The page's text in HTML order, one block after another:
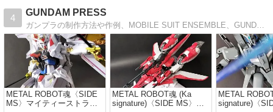
4
GUNDAM PRESS
ガンプラの制作方法や作例、MOBILE SUIT ENSEMBLE、GUNDAM FIX FIGURATION、METAL BUILD等のレビューをさせていただいてます。オンライン限定予約情報や絶版品の中古販売情報もご紹介しております。
METAL ROBOT魂〈SIDE
MS〉マイティーストライ
METAL ROBOT魂 (Ka
signature)〈SIDE MS〉ゼ
METAL
signature)〈